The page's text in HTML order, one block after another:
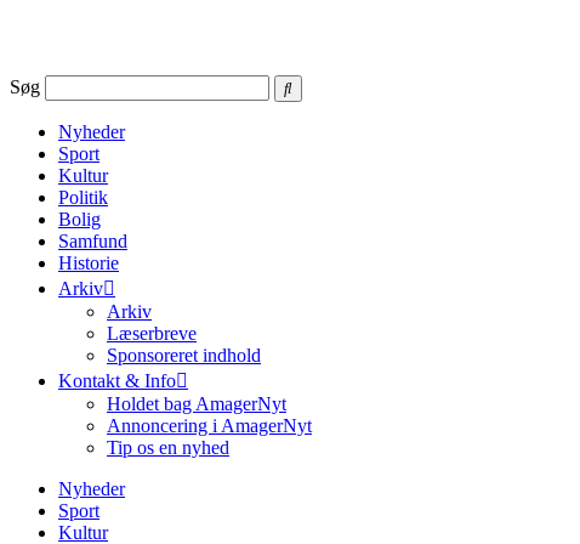
Søg
Nyheder
Sport
Kultur
Politik
Bolig
Samfund
Historie
Arkiv
Arkiv
Læserbreve
Sponsoreret indhold
Kontakt & Info
Holdet bag AmagerNyt
Annoncering i AmagerNyt
Tip os en nyhed
Nyheder
Sport
Kultur